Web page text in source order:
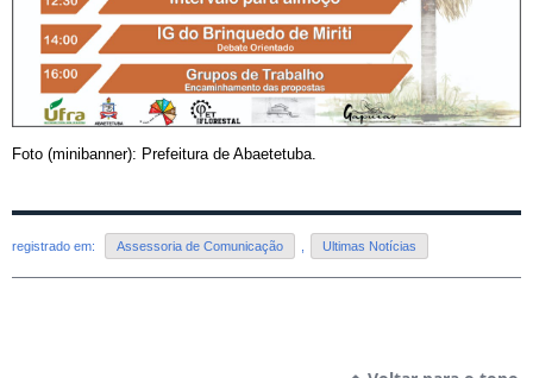
Foto (minibanner): Prefeitura de Abaetetuba.
registrado em: Assessoria de Comunicação Ultimas Notícias